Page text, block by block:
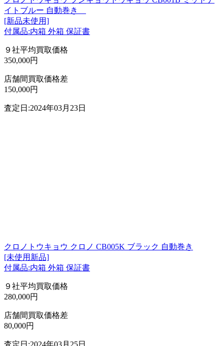
イトブルー 自動巻き
[新品未使用]
付属品:内箱 外箱 保証書
９社平均買取価格
350,000円
店舗間買取価格差
150,000円
査定日:2024年03月23日
クロノトウキョウ クロノ CB005K ブラック 自動巻き
[未使用新品]
付属品:内箱 外箱 保証書
９社平均買取価格
280,000円
店舗間買取価格差
80,000円